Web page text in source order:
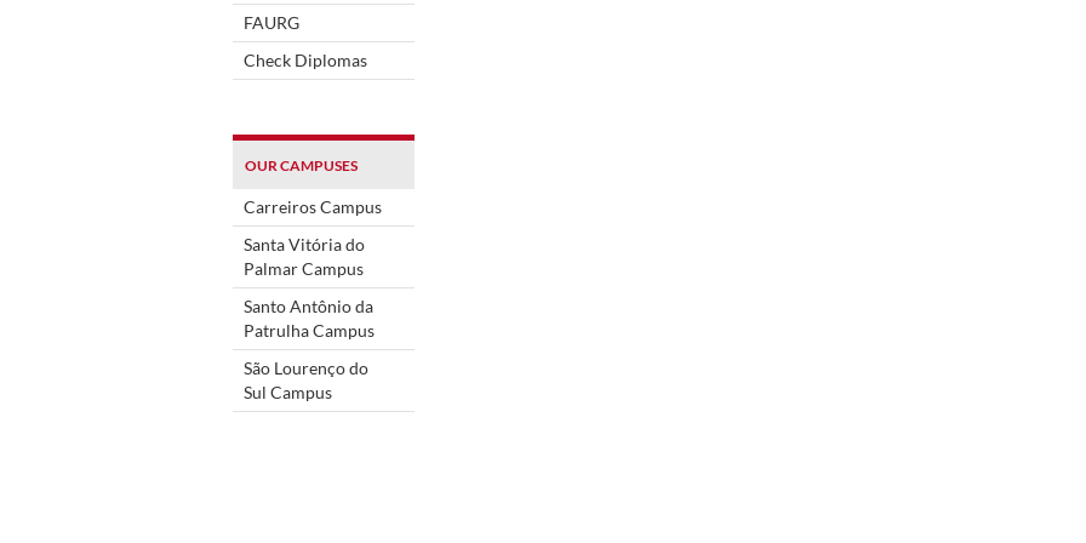
FAURG
Check Diplomas
OUR CAMPUSES
Carreiros Campus
Santa Vitória do
Palmar Campus
Santo Antônio da
Patrulha Campus
São Lourenço do
Sul Campus